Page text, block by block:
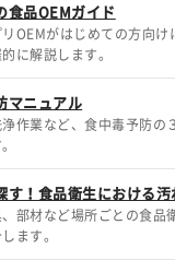
食品OEMガイド
OEMがはじめての方向
に解説します。
マニュアル
作業など、食中毒予防の
す！食品衛生における
部材など場所ごとの食品
ます。